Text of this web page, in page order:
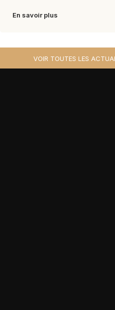
En savoir plus
VOIR TOUTES LES